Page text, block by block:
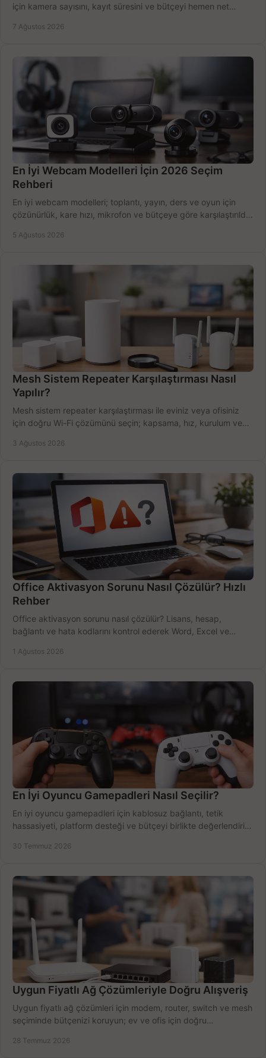
için kamera sayısını, kayıt süresini ve bütçeyi hemen net
7 Ağustos 2026
En İyi Webcam Modelleri İçin 2026 Seçim
Rehberi
En iyi webcam modelleri; toplantı, yayın, ders ve oyun için
çözünürlük, kare hızı, mikrofon ve bütçeye göre karşılaştırıldı.
5 Ağustos 2026
Mesh Sistem Repeater Karşılaştırması Nasıl
Yapılır?
Mesh sistem repeater karşılaştırması ile eviniz veya ofisiniz
için doğru Wi-Fi çözümünü seçin; kapsama, hız, kurulum ve
3 Ağustos 2026
Office Aktivasyon Sorunu Nasıl Çözülür? Hızlı
Rehber
Office aktivasyon sorunu nasıl çözülür? Lisans, hesap,
bağlantı ve hata kodlarını kontrol ederek Word, Excel ve
1 Ağustos 2026
En İyi Oyuncu Gamepadleri Nasıl Seçilir?
En iyi oyuncu gamepadleri için kablosuz bağlantı, tetik
hassasiyeti, platform desteği ve bütçeyi birlikte değerlendirin;
30 Temmuz 2026
Uygun Fiyatlı Ağ Çözümleriyle Doğru Alışveriş
Uygun fiyatlı ağ çözümleri için modem, router, switch ve mesh
seçiminde bütçenizi koruyun; ev ve ofis için doğru
28 Temmuz 2026